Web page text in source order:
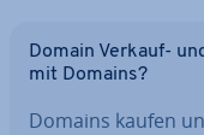
Domain Verkauf-
mit Domains?
Domains kaufen